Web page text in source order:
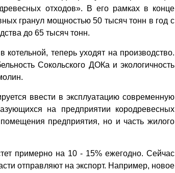
отходов». В его рамках в конце
гранул мощностью 50 тысяч тонн в год с
до 65 тысяч тонн.
теперь уходят на производство.
Сокольского ДОКа и экологичность
ввести в эксплуатацию современную
на предприятии кородревесных
предприятия, но и часть жилого
примерно на 10 - 15% ежегодно. Сейчас
отправляют на экспорт. Например, новое